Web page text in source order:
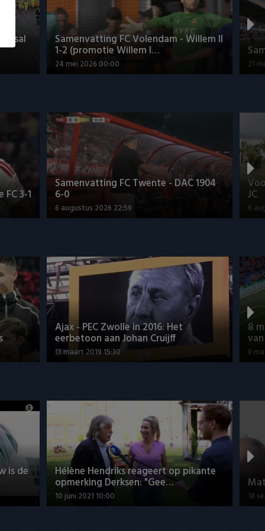
Samenvatting FC Volendam - Willem II
1-2 (promotie Willem I…
24 mei 2026 00:00 21
3-1
Samenvatting FC Twente - DAC 1904
6-0
6 augustus 2026 22:59
JC
6
Ajax - PEC Zwolle in 2016: Het
eerbetoon aan Johan Cruijff
13 maart 2019 15:30
8
8
is de Hélène Hendriks reageert op pikante
opmerking Derksen: "Gee…
10 juni 2021 10:00 18